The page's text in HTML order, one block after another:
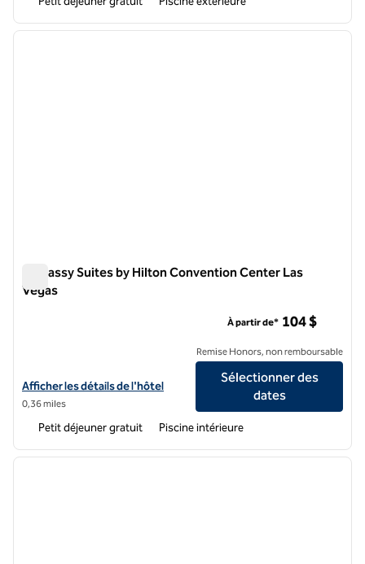
1 sur 12
Embassy Suites by Hilton Convention Center Las
Vegas
Afficher les détails de l'hôtel Embassy Suites by Hilton Convention
Afficher les détails de l'hôtel
0,36 miles
À partir de* 104 $
Remise Honors, non remboursable
Sélectionner des
dates
Petit déjeuner gratuit Piscine intérieure
1 sur 12